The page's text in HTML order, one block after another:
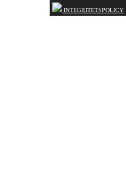
INTEGRITETSPOLICY